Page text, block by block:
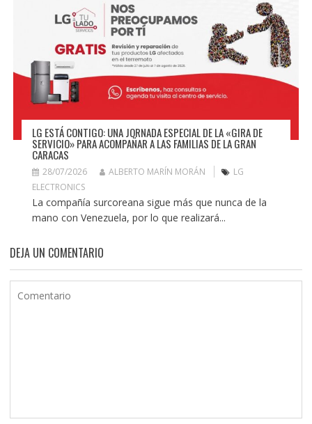
LG ESTÁ CONTIGO: UNA JORNADA ESPECIAL DE LA «GIRA DE
SERVICIO» PARA ACOMPAÑAR A LAS FAMILIAS DE LA GRAN
CARACAS
28/07/2026 ALBERTO MARÍN MORÁN
LG
ELECTRONICS
La compañía surcoreana sigue más que nunca de la
mano con Venezuela, por lo que realizará...
DEJA UN COMENTARIO